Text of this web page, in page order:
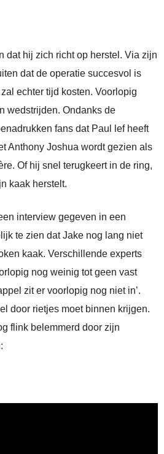
dat hij zich richt op herstel. Via zijn
dat de operatie succesvol is
echter tijd kosten. Voorlopig
wedstrijden. Ondanks de
fans dat Paul lef heeft
Anthony Joshua wordt gezien als
Of hij snel terugkeert in de ring,
kaak herstelt.
interview gegeven in een
te zien dat Jake nog lang niet
kaak. Verschillende experts
nog weinig tot geen vast
zit er voorlopig nog niet in’.
door rietjes moet binnen krijgen.
flink belemmerd door zijn